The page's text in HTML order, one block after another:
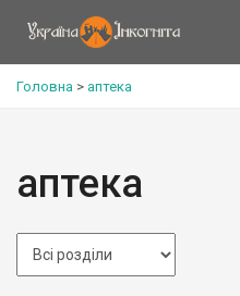
Головна > аптека
аптека